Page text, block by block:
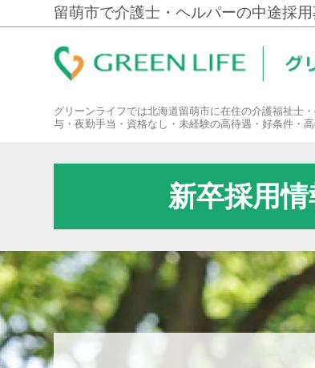
留萌市で介護士・ヘルパーの中途採
グリーンライフでは北海道留萌市に在住の介護福祉士
与・夜勤手当・資格なし・未経験の高待遇・好条件・
新卒採用